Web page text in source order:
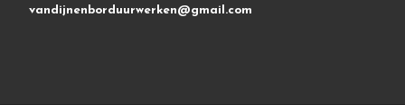
vandijnenborduurwerken@gmail.com